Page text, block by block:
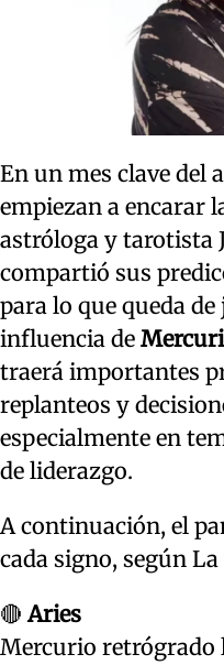
En un mes clave del
empiezan a encarar
astróloga y tarotista
compartió sus
para lo que queda
influencia de
traerá importantes
replanteos y
especialmente en
de liderazgo.
A continuación, el
cada signo, según
🔴Aries
Mercurio retrógrado